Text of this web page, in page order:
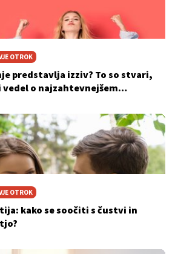
OTROK
predstavlja izziv? To so stvari,
vedel o najzahtevnejšem
OTROK
kako se soočiti s čustvi in